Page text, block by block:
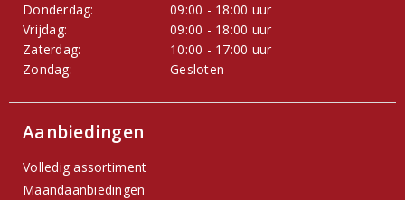
Donderdag:
09:00 - 18:00 uur
Vrijdag:
09:00 - 18:00 uur
Zaterdag:
10:00 - 17:00 uur
Zondag:
Gesloten
Aanbiedingen
Volledig assortiment
Maandaanbiedingen